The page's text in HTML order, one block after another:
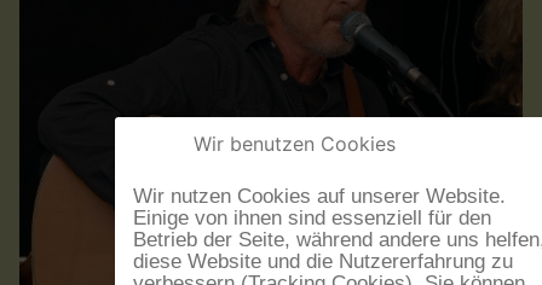
Wir benutzen Cookies
Wir nutzen Cookies auf unserer Website.
Einige von ihnen sind essenziell für den
Betrieb der Seite, während andere uns
diese Website und die Nutzererfahrung zu